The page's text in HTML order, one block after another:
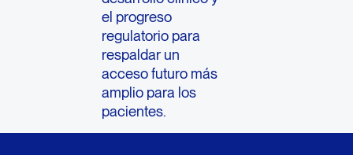
el progreso
regulatorio para
respaldar un
acceso futuro más
amplio para los
pacientes.